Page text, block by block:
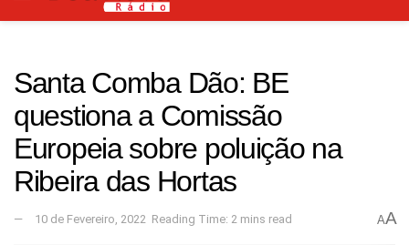
Santa Comba Dão: BE
questiona a Comissão
Europeia sobre poluição na
Ribeira das Hortas
10 de Fevereiro, 2022 Reading Time: 2 mins read AA